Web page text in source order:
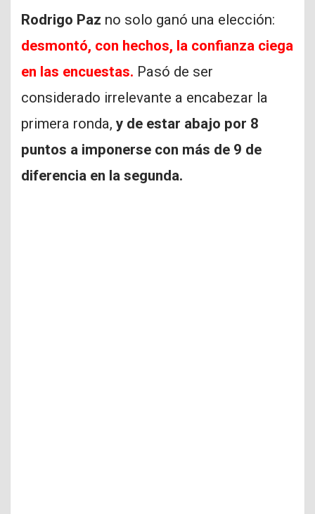
Rodrigo Paz no solo ganó una elección:
desmontó, con hechos, la confianza ciega
en las encuestas. Pasó de ser
considerado irrelevante a encabezar la
primera ronda, y de estar abajo por 8
puntos a imponerse con más de 9 de
diferencia en la segunda.